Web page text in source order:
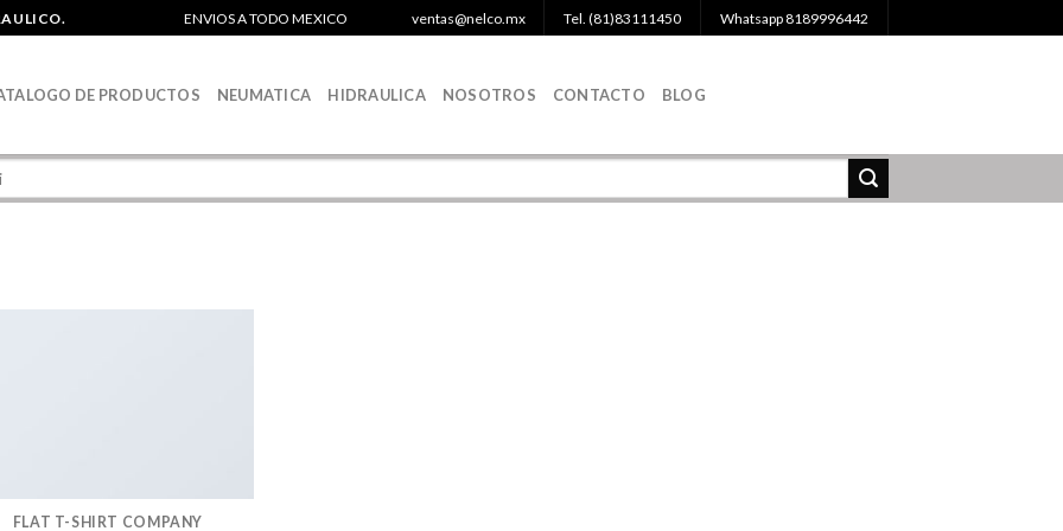
ENVIOS A TODO MEXICO ventas@nelco.mx Tel. (81)83111450 Whatsapp 8189996442
DE PRODUCTOS NEUMATICA HIDRAULICA NOSOTROS CONTACTO BLOG
FLAT T-SHIRT COMPANY